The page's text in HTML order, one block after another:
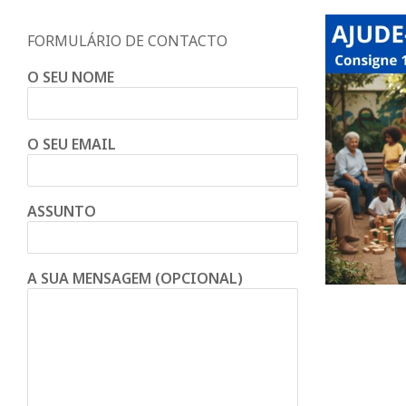
d
o
C
o
n
d
FORMULÁRIO DE CONTACTO
O SEU NOME
O SEU EMAIL
ASSUNTO
A SUA MENSAGEM (OPCIONAL)